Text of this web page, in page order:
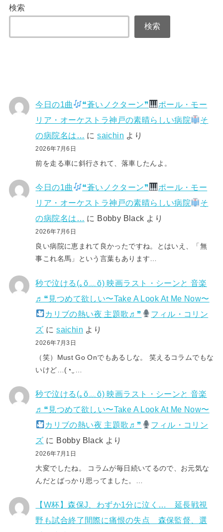
検索
検索
今日の1曲 ❝蒼いノクターン❞
ポール・モー
リア・オーケストラ神戸の素晴らしい病院
そ
の病院名は… にsaichin より
2026年7月6日
前を走る車に斜行されて、落車したんよ。
今日の1曲 ❝蒼いノクターン❞
ポール・モー
リア・オーケストラ神戸の素晴らしい病院
そ
の病院名は… に Bobby Black より
2026年7月6日
良い病院に恵まれて良かったですね。とはいえ、「無
事これ名馬」という言葉もあります…
秒で泣ける(⁠｡⁠ŏ⁠﹏⁠ŏ⁠) 映画ラスト・シーンと 音楽
♬❝見つめて欲しい〜Take A Look At Me Now〜
カリブの熱い夜 主題歌♬❞
フィル・コリン
ズ にsaichin より
2026年7月3日
（笑）Must Go Onでもあるしな。 笑えるコラムでもな
いけど…(⁠◔⁠‿⁠…
秒で泣ける(⁠｡⁠ŏ⁠﹏⁠ŏ⁠) 映画ラスト・シーンと 音楽
♬❝見つめて欲しい〜Take A Look At Me Now〜
カリブの熱い夜 主題歌♬❞
フィル・コリン
ズ に Bobby Black より
2026年7月1日
大変でしたね。 コラムが毎日続いてるので、お元気な
んだとばっかり思ってました。…
【W杯】森保J、わずか1分に泣く… 延長戦視
野も試合終了間際に痛恨の失点 森保監督、選